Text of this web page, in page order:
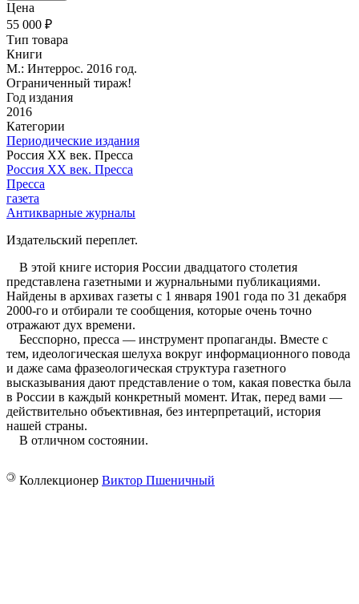
Цена
55 000 ₽
Тип товара
Книги
М.: Интеррос. 2016 год.
Ограниченный тираж!
Год издания
2016
Категории
Периодические издания
Россия ХХ век. Пресса
Россия ХХ век. Пресса
Пресса
газета
Антикварные журналы
Издательский переплет.
В этой книге история России двадцатого столетия
представлена газетными и журнальными публикациями.
Найдены в архивах газеты с 1 января 1901 года по 31 декабря
2000-го и отбирали те сообщения, которые очень точно
отражают дух времени.
Бесспорно, пресса — инструмент пропаганды. Вместе с
тем, идеологическая шелуха вокруг информационного повода
и даже сама фразеологическая структура газетного
высказывания дают представление о том, какая повестка была
в России в каждый конкретный момент. Итак, перед вами —
действительно объективная, без интерпретаций, история
нашей страны.
В отличном состоянии.
© Коллекционер Виктор Пшеничный